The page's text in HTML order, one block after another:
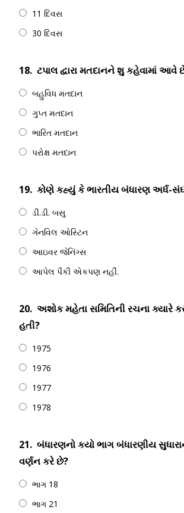
11 દિવસ
30 દિવસ
18. ટપાલ દ્વારા મતદાનને શુ કહેવામાં આવે
બહુવિધ મતદાન
ગુપ્ત મતદાન
ભારિત મતદાન
પરોક્ષ મતદાન
19. કોણે કહ્યું કે ભારતીય બંધારણ અર્ધ-
ડી.ડી. બસુ
ગેનવિલ ઓસ્ટિન
આઇવર જેનિંગ્સ
આપેલ પૈકી એકપણ નહીં.
20. અશોક મહેતા સમિતિની રચના ક્યારે
હતી?
1975
1976
1977
1978
21. બંધારણનો કયો ભાગ બંધારણીય
વર્ણન કરે છે?
ભાગ 18
ભાગ 21